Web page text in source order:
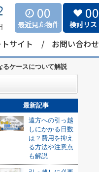
00 00
サイト お問い合わせ
るケースについて解説
最新記事
遠方への引っ越
しにかかる日数
は？費用を抑え
る方法や注意点
も解説